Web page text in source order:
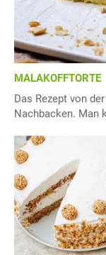
MALAKOFFTORTE
Das Rezept von
Nachbacken. Man